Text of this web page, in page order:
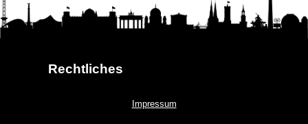
Rechtliches
Impressum